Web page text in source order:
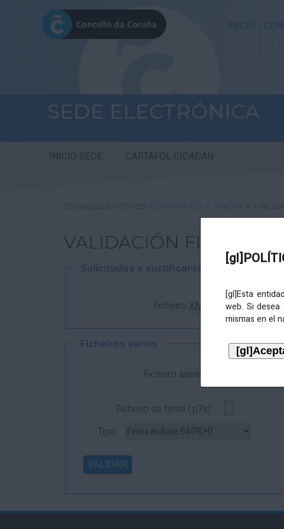
INICIO
SEDE ELECTRÓNICA
INICIO SEDE CARTAFOL CIDADÁN
[gl]Esta
web. Si
mismas en el
09/08/2026 07:54:59 CORUNA.ES > INICIO >
VALIDACIÓN FIRMA
Solicitudes e xustificantes
FicheiroXML
Ficheiros varios
Ficheiro asinado:
Ficheiro de firma (.p7s):
Tipo: